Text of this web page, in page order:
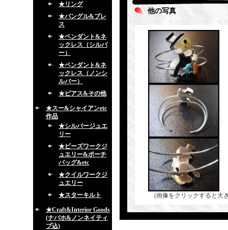
★リング
★バングル&ブレ
ス
★ペンダント&ネ
ックレス（シルバ
ー）
★ペンダント&ネ
ックレス（ノンシ
ルバー）
★ピアス&その他
★スー&シャイアンetc
作品
★シルバージュエ
リー
★ビーズワークジ
ュエリー&ポーチ
バッグ&etc
★クイルワークジ
ュエリー
★スターキルト
★Craft&Interior Goods
(ナバホ&ノンネイティ
ブ込)
他の写真
(画像をクリックすると大